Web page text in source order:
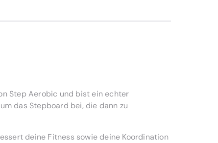
Step Aerobic und bist ein echter
das Stepboard bei, die dann zu
deine Fitness sowie deine Koordination